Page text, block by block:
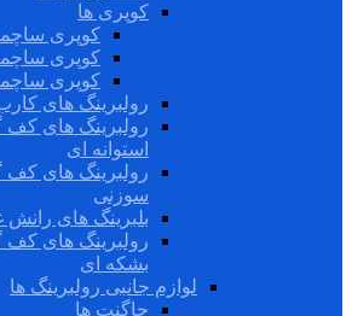
کوپری ها
کوپری
کوپری
کوپری
رولبرینگ های
رولبرینگ های کف
استوانه ای
رولبرینگ های کف
سوزنی
بلبرینگ های
رولبرینگ های کف
بشکه ای
لوازم جانبی رولبرینگ ها
چاگنت ها